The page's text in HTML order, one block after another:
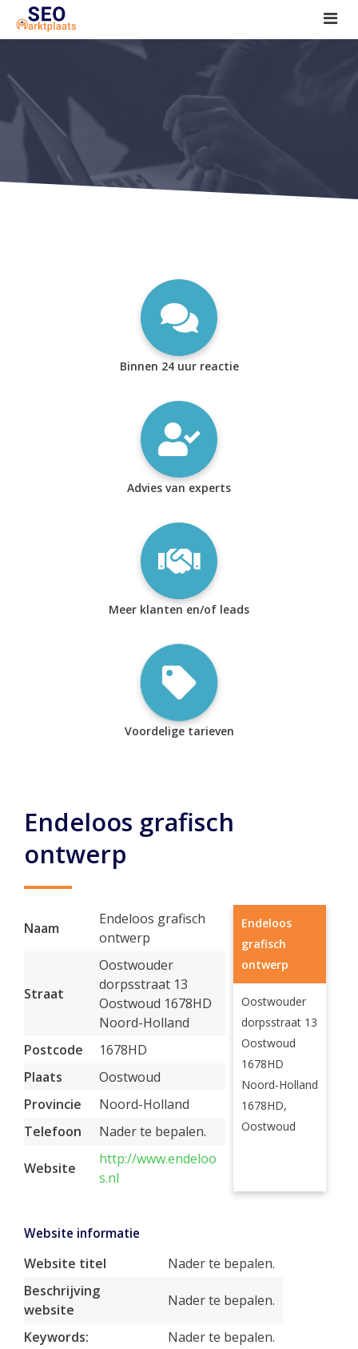
SEO tools reviews
Marketeer bij jou in de buurt?
Offerte
1. Seo voor beginners +
2. Onderzoeken +
Binnen 24 uur reactie
Advies van experts
Meer klanten en/of leads
Voordelige tarieven
Endeloos grafisch
ontwerp
Naam
Endeloos grafisch
ontwerp
Straat
Oostwouder
dorpsstraat 13
Oostwoud 1678HD
Noord-Holland
Postcode
1678HD
Plaats
Oostwoud
Provincie
Noord-Holland
Telefoon
Nader te bepalen.
Website
http://www.endeloo
s.nl
Endeloos
grafisch
ontwerp
Oostwouder
dorpsstraat 13
Oostwoud
1678HD
Noord-Holland
1678HD,
Oostwoud
Website informatie
Website titel
Nader te bepalen.
Beschrijving
website
Nader te bepalen.
Keywords: Nader te bepalen.